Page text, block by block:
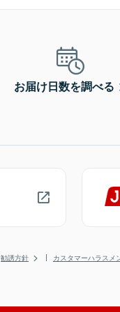
お届け日数を調べる
勧誘方針 カスタマーハラスメ